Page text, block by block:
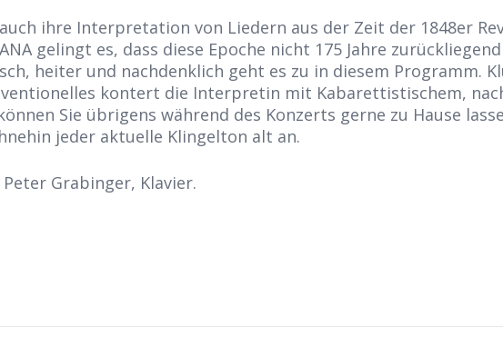
ihre Interpretation von Liedern aus der Zeit der 1848er
gelingt es, dass diese Epoche nicht 175 Jahre
heiter und nachdenklich geht es zu in diesem Programm.
kontert die Interpretin mit Kabarettistischem,
Sie übrigens während des Konzerts gerne zu Hause
jeder aktuelle Klingelton alt an.
Grabinger, Klavier.